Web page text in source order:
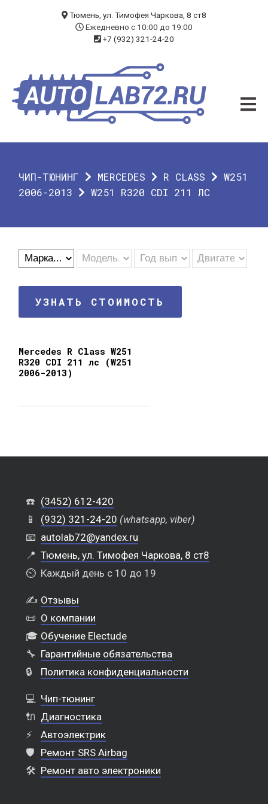
ЧИП-ТЮНИНГ
ДИАГНОСТИКА
О КОМПАНИИ
ГАРАНТИЯ
Тюмень, ул. Тимофея Чаркова, 8 ст8
Ежедневно с 10:00 до 19:00
+7 (932) 321-24-20
ЧИП-ТЮНИНГ MERCEDES R CLASS
W251
2006-2013
W251 R320 CDI 211 ЛС
УЗНАТЬ СТОИМОСТЬ
Mercedes R Class W251
R320 CDI 211 лс (W251
2006-2013)
☎️ (3452) 612-420
📱
(932) 321-24-20 (whatsapp, viber)
📧 autolab72@yandex.ru
📍 Тюмень, ул. Тимофея Чаркова, 8 ст8
⏲️ Каждый день с 10 до 19
✍️ Отзывы
📜 О компании
🎓 Обучение Electude
🔧 Гарантийные обязательства
🔒
Политика конфиденциальности
💻 Чип-тюнинг
🔌 Диагностика
⚡
Автоэлектрик
🛡️ Ремонт SRS Airbag
🛠️ Ремонт авто электроники